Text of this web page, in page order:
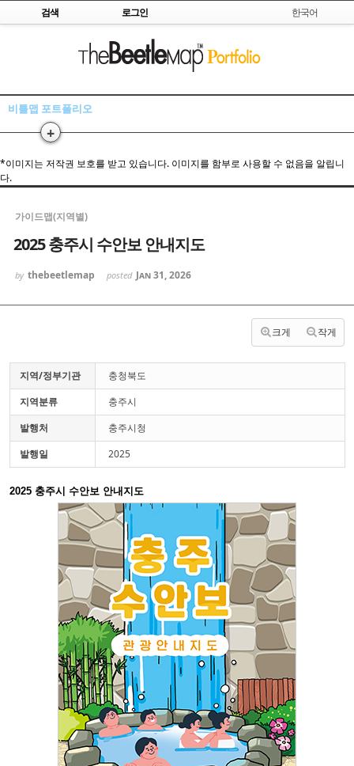
Skip to content
검색 로그인 한국어
비틀맵 포트폴리오
+
*이미지는 저작권 보호를 받고 있습니다. 이미지를 함부로 사용할 수 없음을 알립니
다.
가이드맵(지역별)
2025 충주시 수안보 안내지도
by thebeetlemap posted Jan 31, 2026
크게 작게
지역/정부기관
충청북도
지역분류
충주시
발행처
충주시청
발행일
2025
2025 충주시 수안보 안내지도
Sketchbook5, 스케치북5
Sketchbook5, 스케치북5